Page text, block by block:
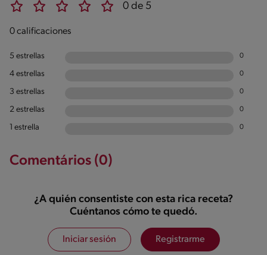
0 de 5
0 calificaciones
5 estrellas 0
4 estrellas 0
3 estrellas 0
2 estrellas 0
1 estrella 0
Comentários (0)
¿A quién consentiste con esta rica receta?
Cuéntanos cómo te quedó.
Iniciar sesión Registrarme